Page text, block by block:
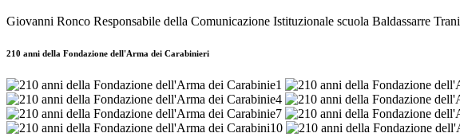
Giovanni Ronco Responsabile della Comunicazione Istituzionale scuola Baldassarre Trani
210 anni della Fondazione dell'Arma dei Carabinieri